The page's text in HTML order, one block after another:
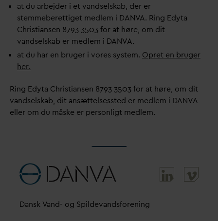
at du arbejder i et vandselskab, der er
stemmeberettiget medlem i DANVA. Ring Edyta
Christiansen 8793 3503 for at høre, om dit
vandselskab er medlem i DANVA.
at du har en bruger i vores system. Opret en bruger
her.
Ring Edyta Christiansen 8793 3503 for at høre, om dit
vandselskab, dit ansættelsessted er medlem i DANVA
eller om du måske er personligt medlem.
Dansk Vand- og Spildevandsforening